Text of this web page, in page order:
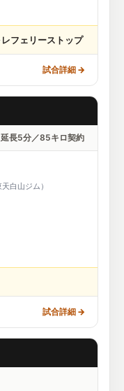
フェリーストップ
試合詳細 →
長5分／85キロ契約
白山ジム）
試合詳細 →